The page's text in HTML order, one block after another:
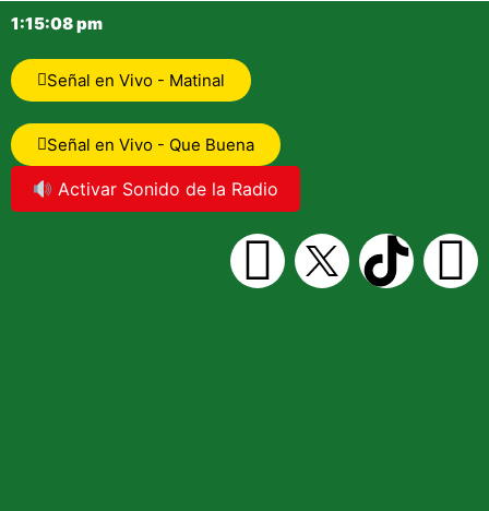
1:15:08 pm
Señal en Vivo - Matinal
Señal en Vivo - Que Buena
Activar Sonido de la Radio